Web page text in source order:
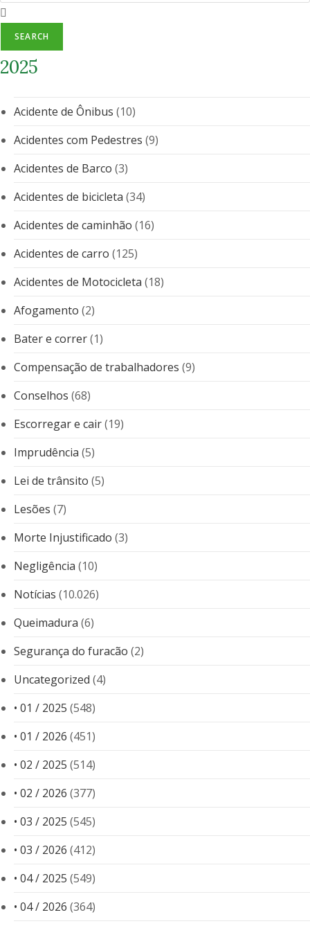
SEARCH
2025
Acidente de Ônibus (10)
Acidentes com Pedestres (9)
Acidentes de Barco (3)
Acidentes de bicicleta (34)
Acidentes de caminhão (16)
Acidentes de carro (125)
Acidentes de Motocicleta (18)
Afogamento (2)
Bater e correr(1)
Compensação de trabalhadores (9)
Conselhos (68)
Escorregar e cair(19)
Imprudência (5)
Lei de trânsito (5)
Lesões (7)
Morte Injustificado (3)
Negligência (10)
Notícias (10.026)
Queimadura (6)
Segurança do furacão (2)
Uncategorized (4)
• 01 / 2025 (548)
• 01 / 2026 (451)
• 02 / 2025 (514)
• 02 / 2026 (377)
• 03 / 2025 (545)
• 03 / 2026 (412)
• 04 / 2025 (549)
• 04 / 2026 (364)